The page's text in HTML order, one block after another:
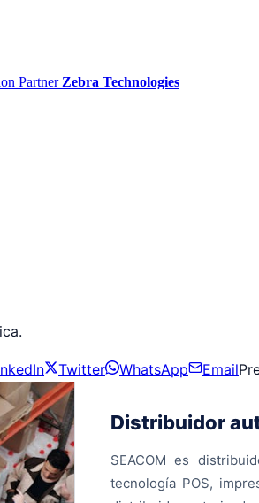
Partner Zebra Technologies
Twitter WhatsApp Email
Distribuidor
SEACOM es
tecnología POS,